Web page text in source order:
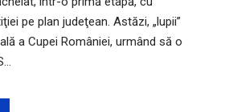
pe plan judeţean. Astăzi, „lupii”
a Cupei României, urmând să o